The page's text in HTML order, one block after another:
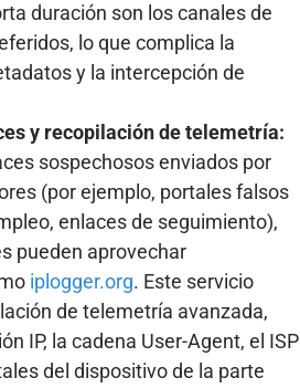
duración son los canales de
lo que complica la
y la intercepción de
y recopilación de telemetría:
sospechosos enviados por
(por ejemplo, portales falsos
enlaces de seguimiento),
pueden aprovechar
iplogger.org. Este servicio
de telemetría avanzada,
IP, la cadena User-Agent, el ISP
del dispositivo de la parte